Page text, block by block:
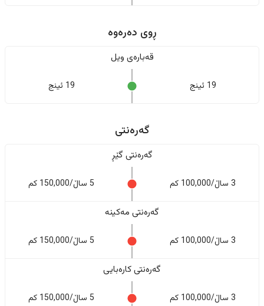
ڕوی دەرەوە
قەبارەی ویل
19 ئینج 19 ئینج
گەرەنتی
گەرەنتی گێڕ
3 ساڵ/100,000 کم 5 ساڵ/150,000 کم
گەرەنتی مەکینە
3 ساڵ/100,000 کم 5 ساڵ/150,000 کم
گەرەنتی کارەبایی
3 ساڵ/100,000 کم 5 ساڵ/150,000 کم